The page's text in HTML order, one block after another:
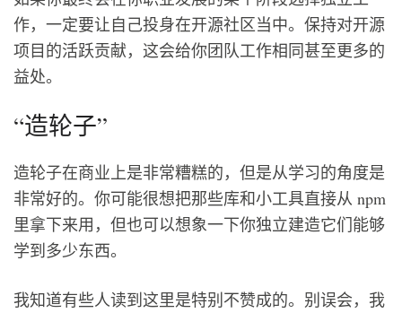
作，一定要让自己投身在开源社区当中。保持对开源
项目的活跃贡献，这会给你团队工作相同甚至更多的
益处。
“造轮子”
造轮子在商业上是非常糟糕的，但是从学习的角度是
非常好的。你可能很想把那些库和小工具直接从 npm
里拿下来用，但也可以想象一下你独立建造它们能够
学到多少东西。
我知道有些人读到这里是特别不赞成的。别误会，我